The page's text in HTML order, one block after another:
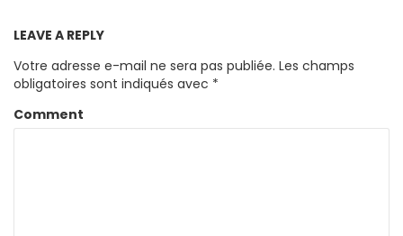
LEAVE A REPLY
Votre adresse e-mail ne sera pas publiée. Les champs
obligatoires sont indiqués avec *
Comment